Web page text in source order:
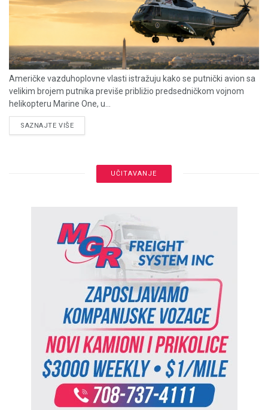
Američke vazduhoplovne vlasti istražuju kako se putnički avion sa
velikim brojem putnika previše približio predsedničkom vojnom
helikopteru Marine One, u...
SAZNAJTE VIŠEDETAILS
UČITAVANJE